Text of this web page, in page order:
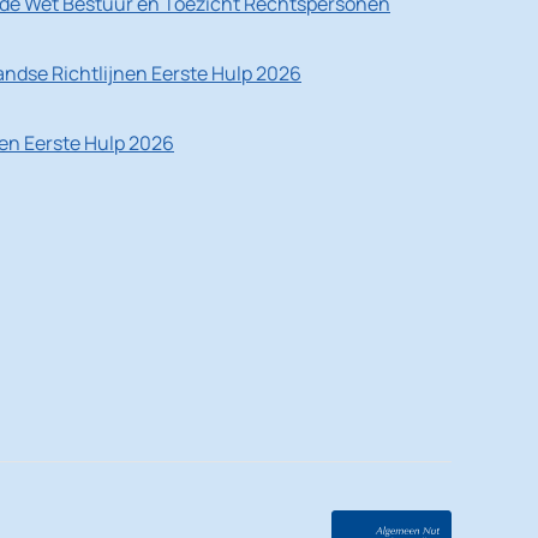
Richtlijnen Eerste Hulp 2026
Eerste Hulp 2026